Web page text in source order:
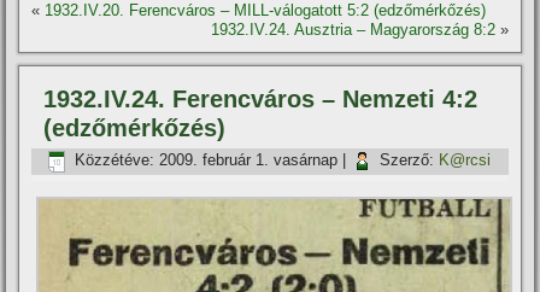
« 1932.IV.20. Ferencváros – MILL-válogatott 5:2 (edzőmérkőzés)
1932.IV.24. Ausztria – Magyarország 8:2»
1932.IV.24. Ferencváros – Nemzeti 4:2
(edzőmérkőzés)
Közzétéve: 2009. február 1. vasárnap Szerző: K@rcsi